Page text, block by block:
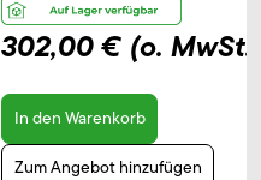
302,00 € (o. MwSt.)
In den Warenkorb
Zum Angebot hinzufügen